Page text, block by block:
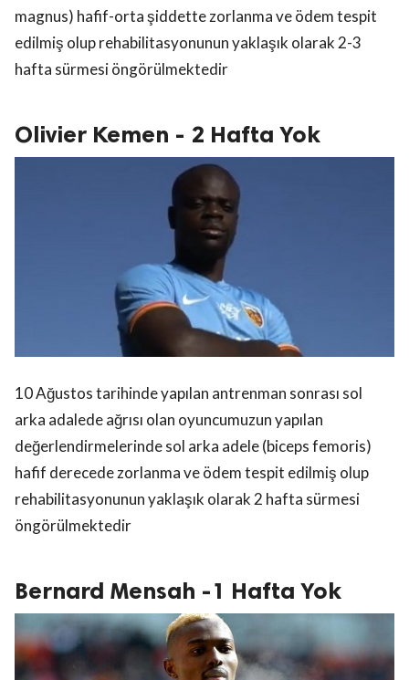
magnus) hafif-orta şiddette zorlanma ve ödem tespit
edilmiş olup rehabilitasyonunun yaklaşık olarak 2-3
hafta sürmesi öngörülmektedir
Olivier Kemen - 2 Hafta Yok
10 Ağustos tarihinde yapılan antrenman sonrası sol
arka adalede ağrısı olan oyuncumuzun yapılan
değerlendirmelerinde sol arka adele (biceps femoris)
hafif derecede zorlanma ve ödem tespit edilmiş olup
rehabilitasyonunun yaklaşık olarak 2 hafta sürmesi
öngörülmektedir
Bernard Mensah -1 Hafta Yok